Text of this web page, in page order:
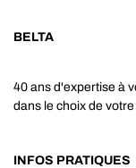
BELTA
40 ans d'expertise à
dans le choix de
INFOS PRATIQUES